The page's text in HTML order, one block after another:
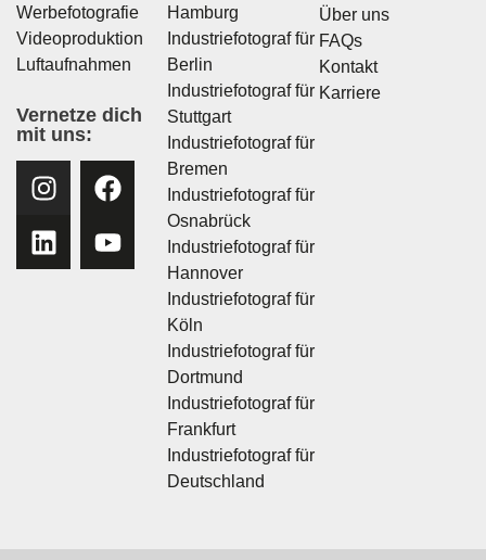
Werbefotografie
Videoproduktion
Luftaufnahmen
Vernetze dich
mit uns:
Hamburg
Industriefotograf für
Berlin
Industriefotograf für
Stuttgart
Industriefotograf für
Bremen
Industriefotograf für
Osnabrück
Industriefotograf für
Hannover
Industriefotograf für
Köln
Industriefotograf für
Dortmund
Industriefotograf für
Frankfurt
Industriefotograf für
Deutschland
Über uns
FAQs
Kontakt
Karriere